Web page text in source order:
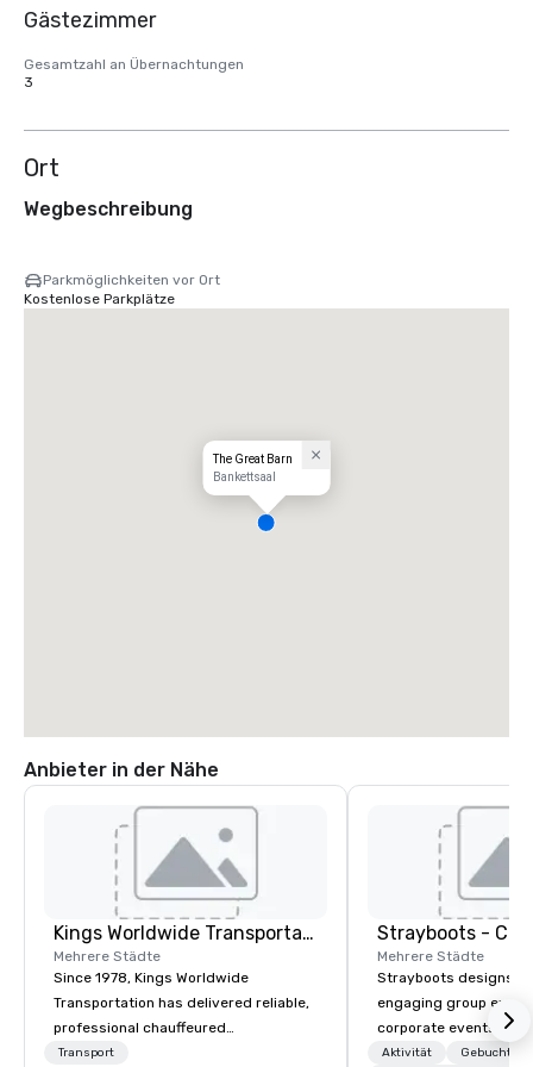
Gästezimmer
Gesamtzahl an Übernachtungen
3
Ort
Wegbeschreibung
Parkmöglichkeiten vor Ort
Kostenlose Parkplätze
The Great Barn
Bankettsaal
Anbieter in der Nähe
Kings Worldwide Transportation
Mehrere Städte
Since 1978, Kings Worldwide
Transportation has delivered reliable,
professional chauffeured
transportation solutions for corporate
Transport
Mehrere Städte
Strayboots designs
engaging group
corporate events
We operate in 300+
Aktivität
Gebuchte